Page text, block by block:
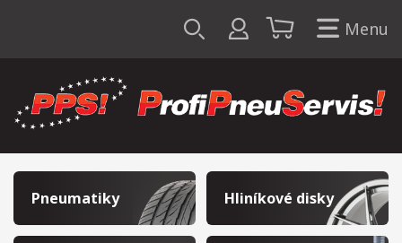
Menu
Pneumatiky Hliníkové disky